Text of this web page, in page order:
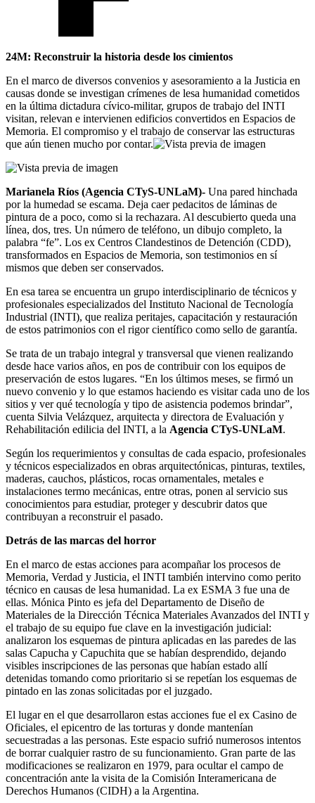
24M: Reconstruir la historia desde los cimientos
En el marco de diversos convenios y asesoramiento a la Justicia en
causas donde se investigan crímenes de lesa humanidad cometidos
en la última dictadura cívico-militar, grupos de trabajo del INTI
visitan, relevan e intervienen edificios convertidos en Espacios de
Memoria. El compromiso y el trabajo de conservar las estructuras
que aún tienen mucho por contar.
Marianela Ríos (Agencia CTyS-UNLaM)- Una pared hinchada
por la humedad se escama. Deja caer pedacitos de láminas de
pintura de a poco, como si la rechazara. Al descubierto queda una
línea, dos, tres. Un número de teléfono, un dibujo completo, la
palabra “fe”. Los ex Centros Clandestinos de Detención (CDD),
transformados en Espacios de Memoria, son testimonios en sí
mismos que deben ser conservados.
En esa tarea se encuentra un grupo interdisciplinario de técnicos y
profesionales especializados del Instituto Nacional de Tecnología
Industrial (INTI), que realiza peritajes, capacitación y restauración
de estos patrimonios con el rigor científico como sello de garantía.
Se trata de un trabajo integral y transversal que vienen realizando
desde hace varios años, en pos de contribuir con los equipos de
preservación de estos lugares. “En los últimos meses, se firmó un
nuevo convenio y lo que estamos haciendo es visitar cada uno de los
sitios y ver qué tecnología y tipo de asistencia podemos brindar”,
cuenta Silvia Velázquez, arquitecta y directora de Evaluación y
Rehabilitación edilicia del INTI, a la Agencia CTyS-UNLaM.
Según los requerimientos y consultas de cada espacio, profesionales
y técnicos especializados en obras arquitectónicas, pinturas, textiles,
maderas, cauchos, plásticos, rocas ornamentales, metales e
instalaciones termo mecánicas, entre otras, ponen al servicio sus
conocimientos para estudiar, proteger y descubrir datos que
contribuyan a reconstruir el pasado.
Detrás de las marcas del horror
En el marco de estas acciones para acompañar los procesos de
Memoria, Verdad y Justicia, el INTI también intervino como perito
técnico en causas de lesa humanidad. La ex ESMA 3 fue una de
ellas. Mónica Pinto es jefa del Departamento de Diseño de
Materiales de la Dirección Técnica Materiales Avanzados del INTI y
el trabajo de su equipo fue clave en la investigación judicial:
analizaron los esquemas de pintura aplicadas en las paredes de las
salas Capucha y Capuchita que se habían desprendido, dejando
visibles inscripciones de las personas que habían estado allí
detenidas tomando como prioritario si se repetían los esquemas de
pintado en las zonas solicitadas por el juzgado.
El lugar en el que desarrollaron estas acciones fue el ex Casino de
Oficiales, el epicentro de las torturas y donde mantenían
secuestradas a las personas. Este espacio sufrió numerosos intentos
de borrar cualquier rastro de su funcionamiento. Gran parte de las
modificaciones se realizaron en 1979, para ocultar el campo de
concentración ante la visita de la Comisión Interamericana de
Derechos Humanos (CIDH) a la Argentina.